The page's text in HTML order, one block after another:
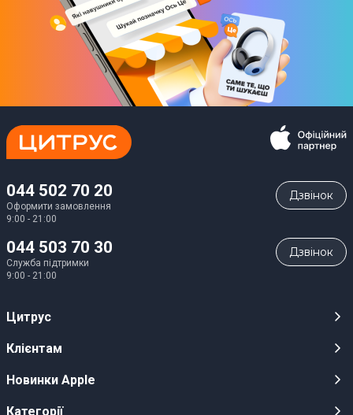
044 502 70 20
Оформити замовлення
9:00 - 21:00
Дзвiнок
044 503 70 30
Служба підтримки
9:00 - 21:00
Дзвiнок
Цитрус
Кар’єра
Клієнтам
Публічні оферти
Новинки Apple
iPhone 17
Категорії